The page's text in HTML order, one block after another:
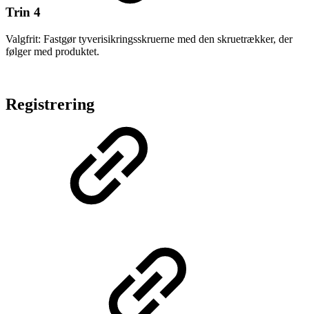
Trin 4
Valgfrit: Fastgør tyverisikringsskruerne med den skruetrækker, der
følger med produktet.
Registrering